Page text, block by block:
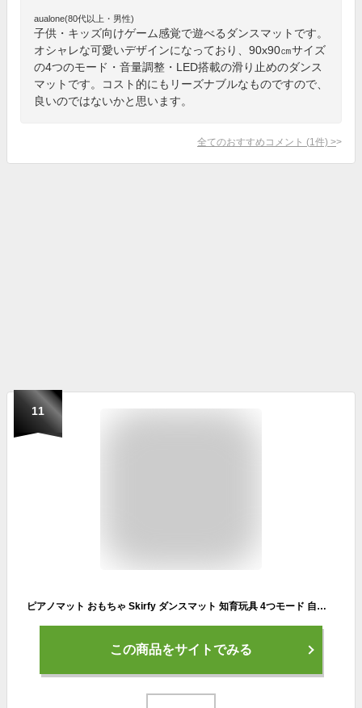
aualone(80代以上・男性)
子供・キッズ向けゲーム感覚で遊べるダンスマットです。
オシャレな可愛いデザインになっており、90x90㎝サイズ
の4つのモード・音量調整・LED搭載の滑り止めのダンス
マットです。コスト的にもリーズナブルなものですので、
良いのではないかと思います。
全てのおすすめコメント (1 件) >
11
ピアノマット おもちゃ Skirfy ダンスマット 知育玩具 4つモード 自動採点 LED搭載 折り畳み式 子供 誕生日プレゼント プレイマット 音量調整 柔軟素材 滑り止め 子供 ギフト 小学生 女の子 SF25101 紫
この商品をサイトでみる